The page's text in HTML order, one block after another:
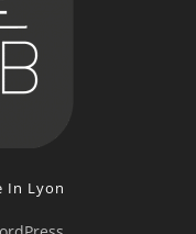
In Lyon